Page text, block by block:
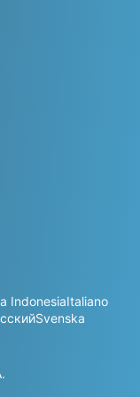
IndonesiaItaliano
Svenska